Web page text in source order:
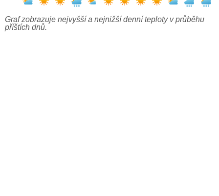
Graf zobrazuje nejvyšší a nejnižší denní teploty v průběhu
příštích dnů.